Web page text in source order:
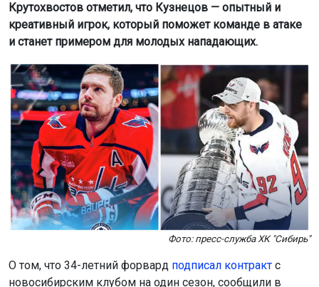
Крутохвостов отметил, что Кузнецов — опытный и
креативный игрок, который поможет команде в атаке
и станет примером для молодых нападающих.
Фото: пресс-служба ХК "Сибирь"
О том, что 34-летний форвард подписал контракт с
новосибирским клубом на один сезон, сообщили в